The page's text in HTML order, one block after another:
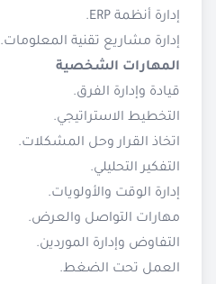
إدارة أنظمة ERP.
إدارة مشاريع تقنية المعلومات.
المهارات الشخصية
قيادة وإدارة الفرق.
التخطيط الاستراتيجي.
اتخاذ القرار وحل المشكلات.
التفكير التحليلي.
إدارة الوقت والأولويات.
مهارات التواصل والعرض.
التفاوض وإدارة الموردين.
العمل تحت الضغط.